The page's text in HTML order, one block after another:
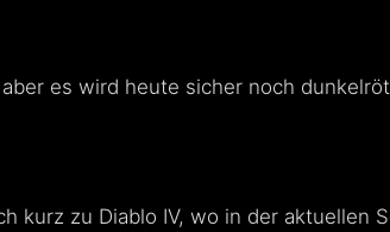
es wird heute sicher noch
kurz zu Diablo IV, wo in der aktuellen